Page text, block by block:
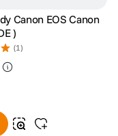
EOS Canon
)
(1)